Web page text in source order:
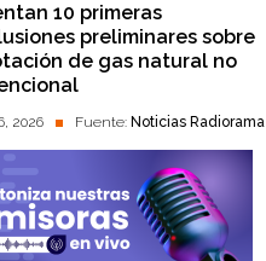
10 primeras
preliminares sobre
de gas natural no
2026 Fuente: Noticias Radiorama